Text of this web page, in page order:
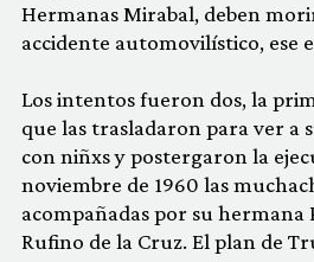
Hermanas Mirabal, deben
accidente automovilístico, ese
Los intentos fueron dos, la
que las trasladaron para ver a
con niñxs y postergaron la
noviembre de 1960 las
acompañadas por su hermana
Rufino de la Cruz. El plan de